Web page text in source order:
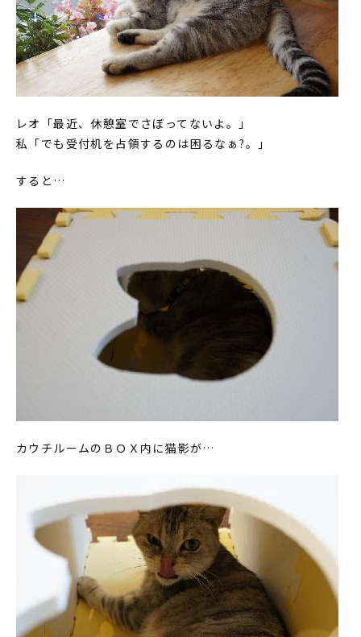
レオ「最近、休憩室でさぼってないよ。」
私「でも受付机を占領するのは困るなぁ?。」
すると…
カウチルームのＢＯＸ内に猫影が…